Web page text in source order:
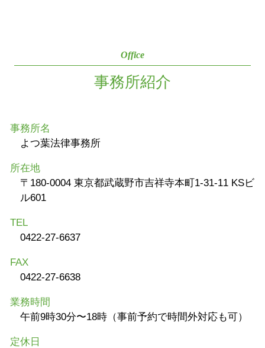
Office
事務所紹介
事務所名
よつ葉法律事務所
所在地
〒180-0004 東京都武蔵野市吉祥寺本町1-31-11 KSビ
ル601
TEL
0422-27-6637
FAX
0422-27-6638
業務時間
午前9時30分〜18時（事前予約で時間外対応も可）
定休日